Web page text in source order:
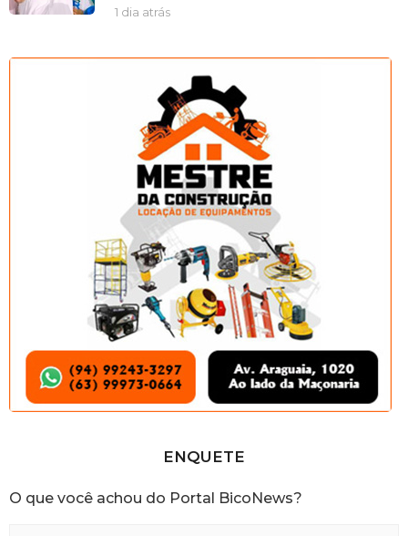
1 dia atrás1
a
t
r
á
s
ENQUETE
O que você achou do Portal BicoNews?